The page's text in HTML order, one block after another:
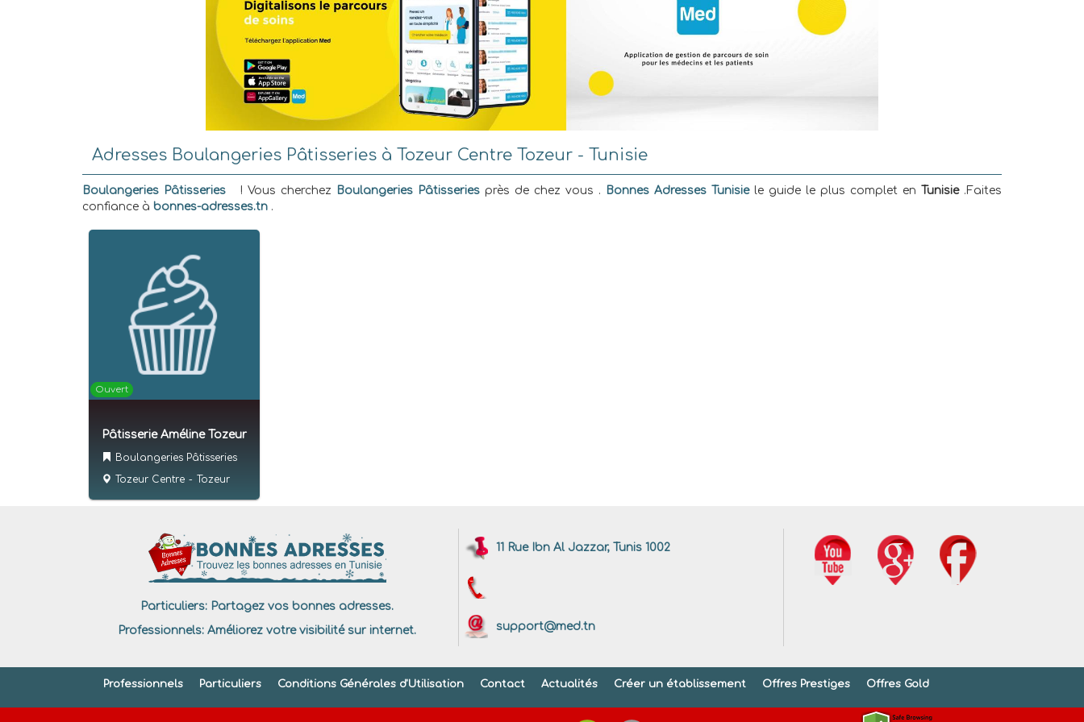
Adresses Boulangeries Pâtisseries à Tozeur Centre Tozeur - Tunisie
Boulangeries Pâtisseries ! Vous cherchez Boulangeries Pâtisseries près de chez vous . Bonnes Adresses Tunisie le guide le plus complet en Tunisie.Faites
confiance à bonnes-adresses.tn .
Ouvert
Pâtisserie Améline Tozeur
Boulangeries Pâtisseries
Tozeur Centre - Tozeur
Particuliers:Partagez vos bonnes adresses.
Professionnels:Améliorez votre visibilité sur internet.
11 Rue Ibn Al Jazzar, Tunis 1002
support@med.tn
Professionnels Particuliers Conditions Générales d'Utilisation Contact Actualités Créer un établissement Offres Prestiges Offres Gold